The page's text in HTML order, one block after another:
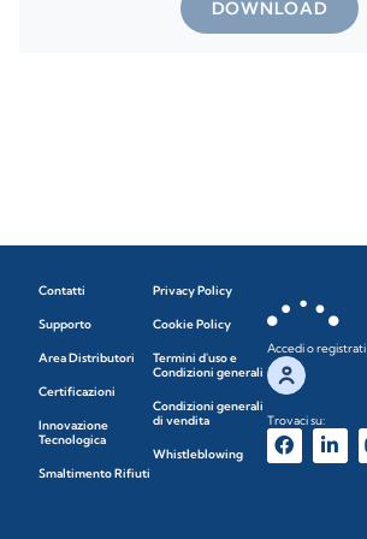
DOWNLOAD
Contatti
Supporto
Area Distributori
Certificazioni
Innovazione
Tecnologica
Smaltimento Rifiuti
Privacy Policy
Cookie Policy
Termini d'uso e
Condizioni generali
Condizioni generali
di vendita
Whistleblowing
Accedi o registrati
Trovaci su: